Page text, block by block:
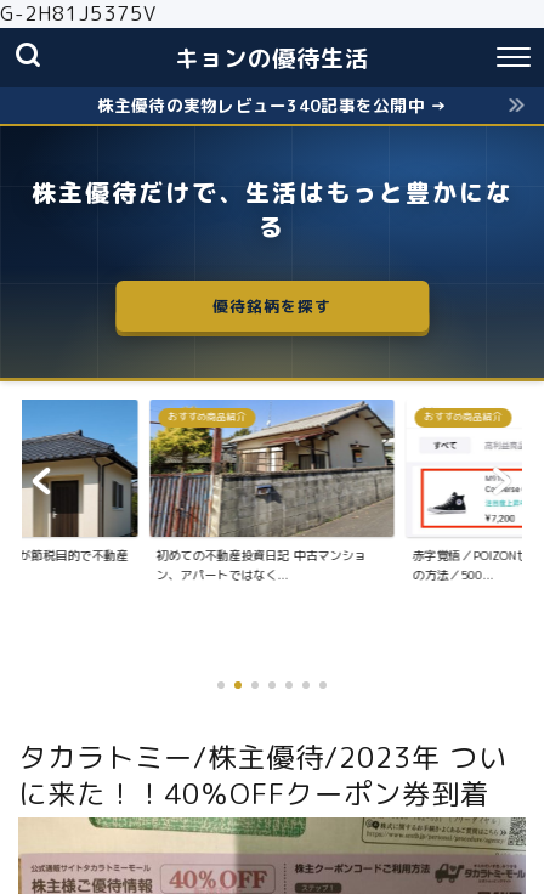
G-2H81J5375V
キョンの優待生活
株主優待の実物レビュー340記事を公開中 →
株主優待だけで、生活はもっと豊かにな
る
優待銘柄を探す
日記 中古マンショ
おすすめ商品紹介
赤字覚悟／POIZONせどりの仕入れ〜販売
の方法／500...
株主優待
失敗しないクロス取引
お得に株主優...
タカラトミー/株主優待/2023年 つい
に来た！！40％OFFクーポン券到着